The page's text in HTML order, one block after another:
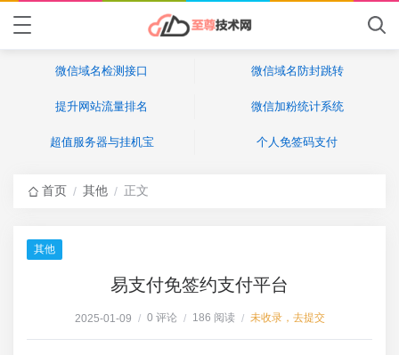
微信域名检测接口 微信域名防封跳转
提升网站流量排名 微信加粉统计系统
超值服务器与挂机宝 个人免签码支付
首页 / 其他 / 正文
其他
易支付免签约支付平台
2025-01-09 / 0 评论 / 186 阅读 / 未收录，去提交